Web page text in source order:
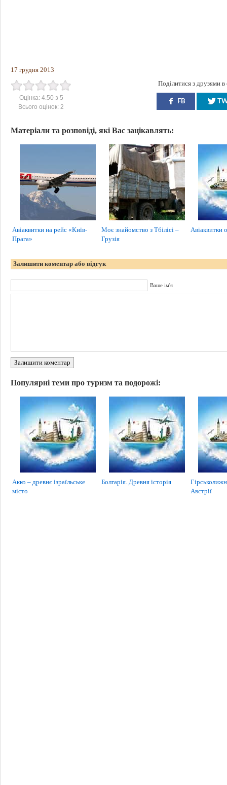
17 грудня 2013
Оцінка: 4.50 з 5
Всього оцінок: 2
Поділитися з друзями
FB
Матеріали та розповіді, які Вас зацікавлять:
Авіаквитки на рейс «Київ-
Прага»
Моє знайомство з Тбілісі –
Грузія
Авіаквитки
Залишити коментар або відгук
Ваше ім'я
Залишити коментар
Популярні теми про туризм та подорожі:
Акко – древнє ізраїльське
місто
Болгарія. Древня історія
Австрії